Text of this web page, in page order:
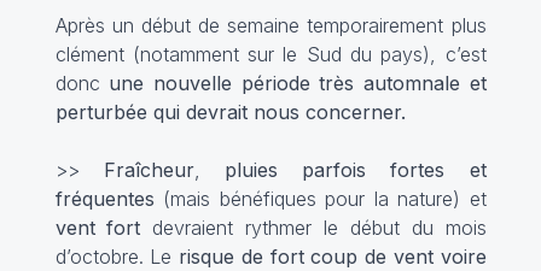
Après un début de semaine temporairement plus
clément (notamment sur le Sud du pays), c’est
donc une nouvelle période très automnale et
perturbée qui devrait nous concerner.
>> Fraîcheur, pluies parfois fortes et
fréquentes (mais bénéfiques pour la nature) et
vent fort devraient rythmer le début du mois
d’octobre. Le risque de fort coup de vent voire